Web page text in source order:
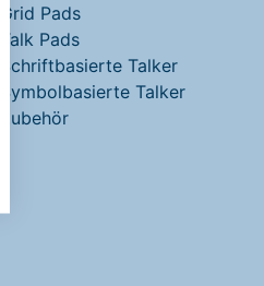
Grid Pads
Talk Pads
Schriftbasierte Talker
Symbolbasierte Talker
Zubehör